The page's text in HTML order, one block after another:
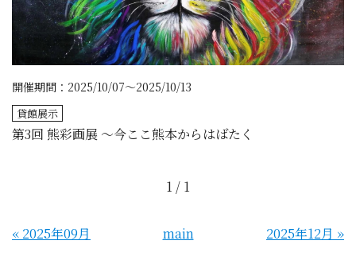
第3回 熊彩画展 ～今ここ熊本からはばたく
開催期間：2025/10/07～2025/10/13
貸館展示
1 / 1
« 2025年09月 main 2025年12月 »